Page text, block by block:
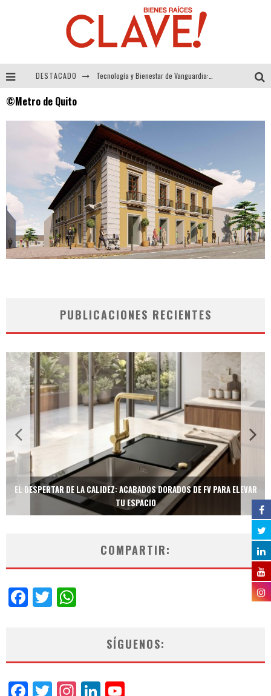
DESTACADO
Alexandra Bedoya – La Constancia detrás de La Paletería
©Metro de Quito
PUBLICACIONES RECIENTES
EL DESPERTAR DE LA CALIDEZ: ACABADOS DORADOS DE FV PARA ELEVAR
TU ESPACIO
COMPARTIR:
Facebook
Twitter
SÍGUENOS: